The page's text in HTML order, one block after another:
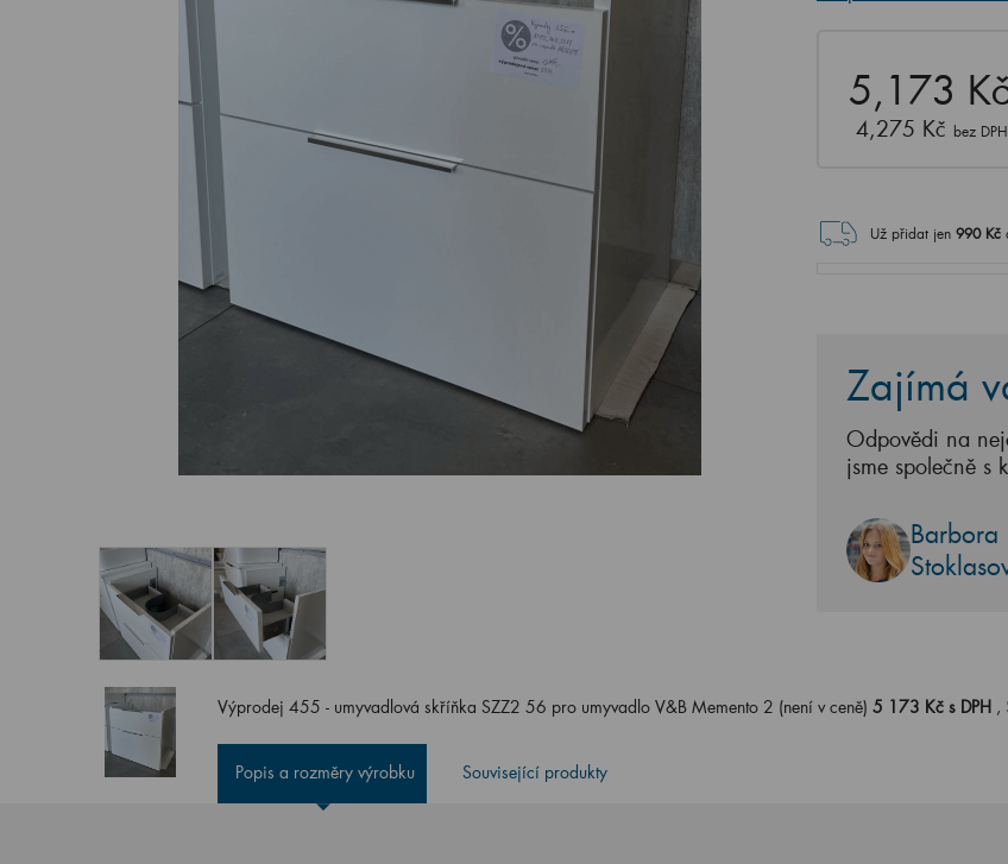
5,173 Kč
4,275 Kč bez DPH
Už přidat jen 990Kč
Zajímá
Odpovědi na
jsme společně s
Barbora
Výprodej 455 - umyvadlová skříňka SZZ2 56 pro umyvadlo V&B Memento 2 (není v ceně)5 173 Kč s DPH ,
Popis a rozměry výrobku Související produkty